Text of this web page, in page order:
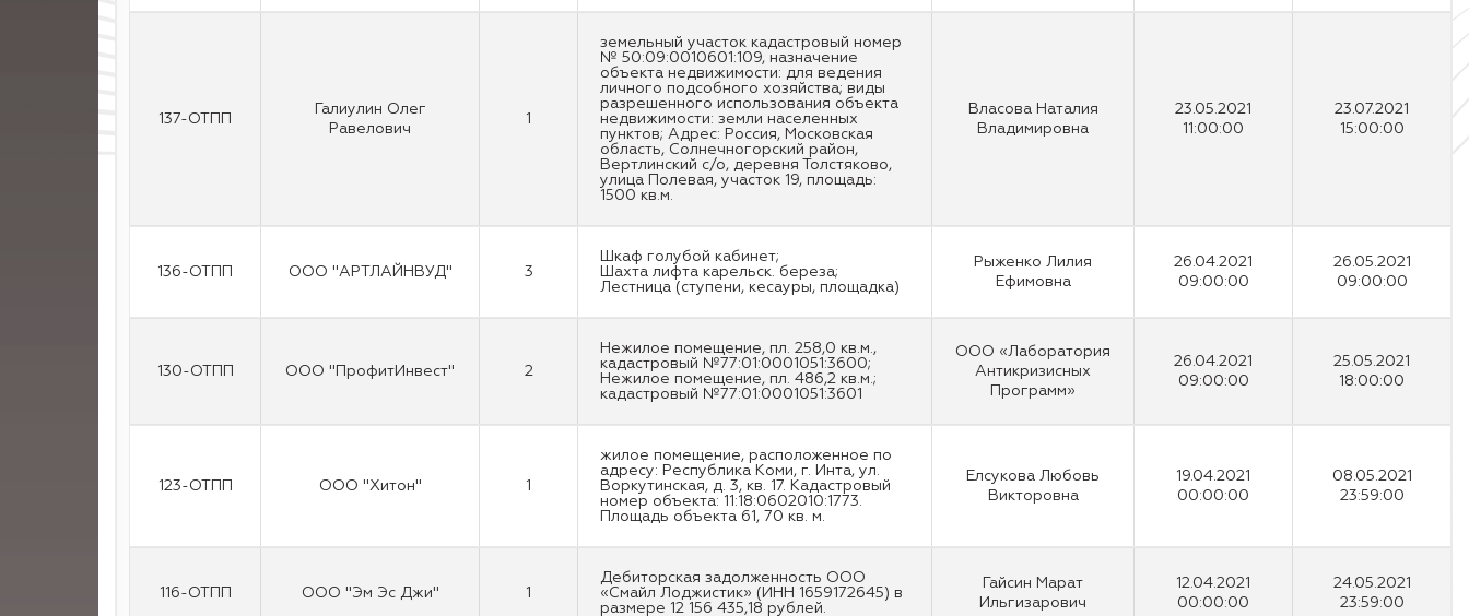
137-ОТПП
Галиулин Олег
Равелович
1
земельный участок кадастровый номер
№ 50:09:0010601:109, назначение
объекта недвижимости: для ведения
личного подсобного хозяйства; виды
разрешенного использования объекта
недвижимости: земли населенных
пунктов; Адрес: Россия, Московская
область, Солнечногорский район,
Вертлинский с/о, деревня Толстяково,
улица Полевая, участок 19, площадь:
1500 кв.м.
Власова Наталия
Владимировна
23.05.2021
11:00:00
23.07.2021
15:00:00
136-ОТПП ООО "АРТЛАЙНВУД" 3
Шкаф голубой кабинет;
Шахта лифта карельск. береза;
Лестница (ступени, кесауры, площадка)
Рыженко Лилия
Ефимовна
26.04.2021
09:00:00
26.05.2021
09:00:00
130-ОТПП ООО "ПрофитИнвест" 2
Нежилое помещение, пл. 258,0 кв.м.,
кадастровый №77:01:0001051:3600;
Нежилое помещение, пл. 486,2 кв.м.;
кадастровый №77:01:0001051:3601
ООО «Лаборатория
Антикризисных
Программ»
26.04.2021
09:00:00
25.05.2021
18:00:00
123-ОТПП ООО "Хитон" 1
жилое помещение, расположенное по
адресу: Республика Коми, г. Инта, ул.
Воркутинская, д. 3, кв. 17. Кадастровый
номер объекта: 11:18:0602010:1773.
Площадь объекта 61, 70 кв. м.
Елсукова Любовь
Викторовна
19.04.2021
00:00:00
08.05.2021
23:59:00
116-ОТПП ООО "Эм Эс Джи" 1
Дебиторская задолженность ООО
«Cмайл Лоджистик» (ИНН 1659172645) в
размере 12 156 435,18 рублей.
Гайсин Марат
Ильгизарович
12.04.2021
00:00:00
24.05.2021
23:59:00